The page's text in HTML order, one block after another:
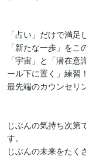
「占い」だけで満足
「新たな一歩」をこ
「宇宙」と「潜在
ール下に置く」練習！
最先端のカウンセリ
じぶんの気持ち次第
す。
じぶんの未来をたく